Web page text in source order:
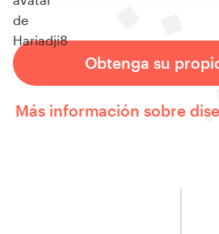
Obtenga su
Más información sobre